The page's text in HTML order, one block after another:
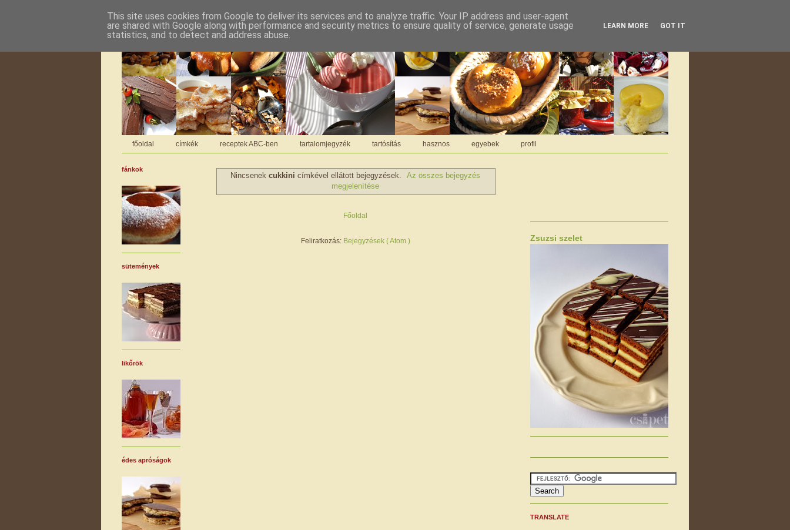
főoldal címkék receptek ABC-ben tartalomjegyzék tartósítás hasznos egyebek profil
Nincsenek cukkini címkével ellátott bejegyzések.
Az összes bejegyzés
megjelenítése
Főoldal
Feliratkozás: Bejegyzések ( Atom )
fánkok
sütemények
likőrök
édes apróságok
Zsuzsi szelet
TRANSLATE
This site uses cookies from Google to deliver its services and to analyze traffic. Your IP address and user-agent
are shared with Google along with performance and security metrics to ensure quality of service, generate usage
statistics, and to detect and address abuse.
LEARN MORE GOT IT